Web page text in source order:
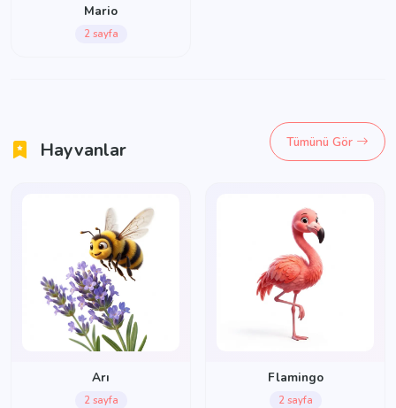
Mario
2 sayfa
Hayvanlar Tümünü Gör
Arı
2 sayfa
Flamingo
2 sayfa